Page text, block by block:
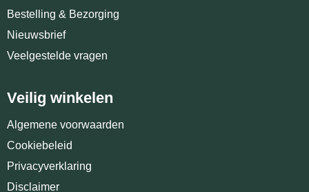
Bestelling & Bezorging
Nieuwsbrief
Veelgestelde vragen
Veilig winkelen
Algemene voorwaarden
Cookiebeleid
Privacyverklaring
Disclaimer